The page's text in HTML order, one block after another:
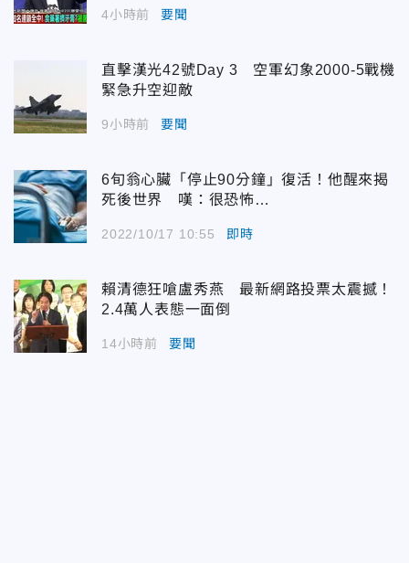
4小時前 要聞
直擊漢光42號Day 3 空軍幻象2000-5戰機
緊急升空迎敵
9小時前 要聞
6旬翁心臟「停止90分鐘」復活！他醒來揭
死後世界 嘆：很恐怖…
2022/10/17 10:55 即時
賴清德狂嗆盧秀燕 最新網路投票太震撼！
2.4萬人表態一面倒
14小時前 要聞